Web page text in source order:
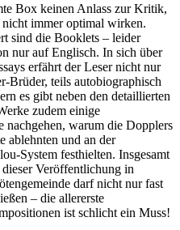
Box keinen Anlass zur Kritik,
immer optimal wirken.
sind die Booklets – leider
nur auf Englisch. In sich über
erfährt der Leser nicht nur
Brüder, teils autobiographisch
es gibt neben den detaillierten
zudem einige
nachgehen, warum die Dopplers
ablehnten und an der
System festhielten. Insgesamt
Veröffentlichung in
darf nicht nur fast
– die allererste
ist schlicht ein Muss!